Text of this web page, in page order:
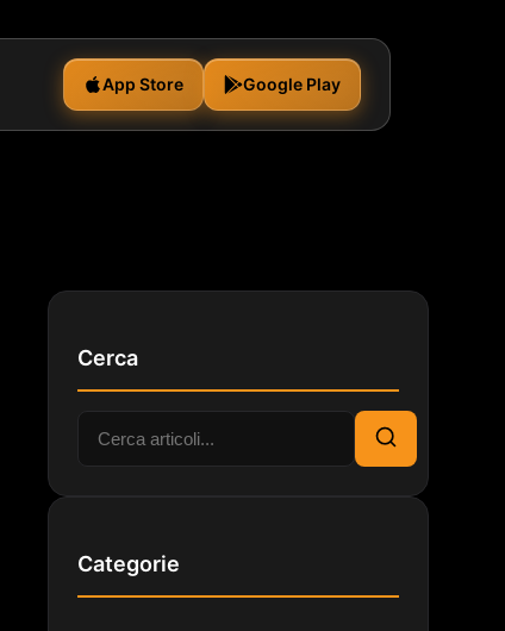
App Store Google Play
Cerca
Cerca:
Cerca
Categorie